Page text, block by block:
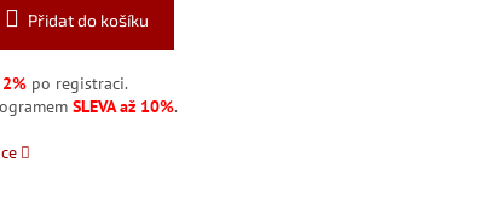
Přidat do košíku
2%po registraci.
SLEVA až 10%.